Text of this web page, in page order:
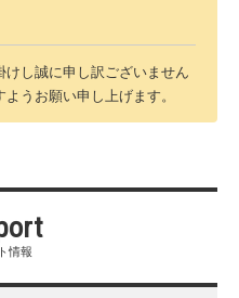
けし誠に申し訳ございません
うお願い申し上げます。
情報